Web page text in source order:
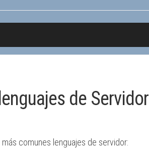
de Servidor
comunes lenguajes de servidor: